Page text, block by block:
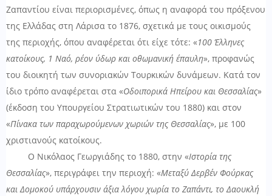
Ζαπαντίου είναι περιορισμένες, όπως η αναφορά του πρόξενου
της Ελλάδας στη Λάρισα το 1876, σχετικά με τους οικισμούς
της περιοχής, όπου αναφέρεται ότι είχε τότε: «100 Έλληνες
κατοίκους, 1 Ναό, ρέον ύδωρ και οθωμανική έπαυλη», προφανώς
του διοικητή των συνοριακών Τουρκικών δυνάμεων. Κατά τον
ίδιο τρόπο αναφέρεται στα «Οδοιπορικά Ηπείρου και Θεσσαλίας»
(έκδοση του Υπουργείου Στρατιωτικών του 1880) και στον
«Πίνακα των παραχωρούμενων χωριών της Θεσσαλίας», με 100
χριστιανούς κατοίκους.
Ο Νικόλαος Γεωργιάδης το 1880, στην «Ιστορία της
Θεσσαλίας», περιγράφει την περιοχή: «Μεταξύ Δερβέν Φούρκας
και Δομοκού υπάρχουσιν άξια λόγου χωρία το Ζαπάντι, το Δαουκλή